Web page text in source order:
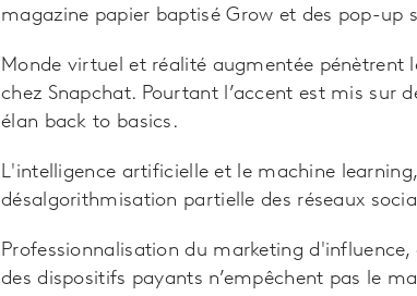
magazine papier baptisé Grow et des pop-up
Monde virtuel et réalité augmentée pénètrent
chez Snapchat. Pourtant l’accent est mis sur
élan back to basics.
L'intelligence artificielle et le machine
désalgorithmisation partielle des réseaux
Professionnalisation du marketing
des dispositifs payants n’empêchent pas le